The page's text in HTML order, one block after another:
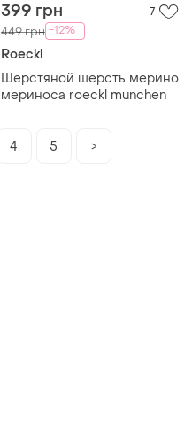
399 грн 7
449 грн -12%
Roeckl
Шерстяной шерсть мерино
мериноса roeckl munchen
4 5 >